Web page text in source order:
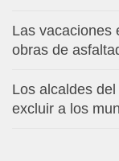
Las vacaciones
obras de
Los alcaldes
excluir a los